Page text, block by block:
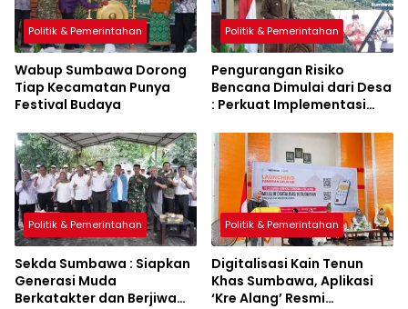
Politik & Pemerintahan
Wabup Sumbawa Dorong
Tiap Kecamatan Punya
Festival Budaya
Politik & Pemerintahan
Pengurangan Risiko
Bencana Dimulai dari Desa
: Perkuat Implementasi
Politik & Pemerintahan
Sekda Sumbawa : Siapkan
Generasi Muda
Berkatakter dan Berjiwa
Politik & Pemerintahan
Digitalisasi Kain Tenun
Khas Sumbawa, Aplikasi
‘Kre Alang’ Resmi